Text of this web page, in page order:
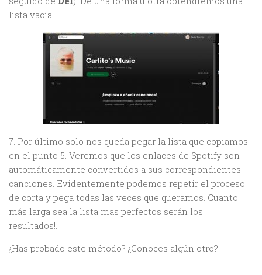
lista vacía.
7. Por último solo nos queda pegar la lista que copiamos
en el punto 5. Veremos que los enlaces de Spotify son
automáticamente convertidos a sus correspondientes
canciones. Evidentemente podemos repetir el proceso
de corta y pega todas las veces que queramos. Cuanto
más larga sea la lista mas perfectos serán los
resultados!.
¿Has probado este método? ¿Conoces algún otro?